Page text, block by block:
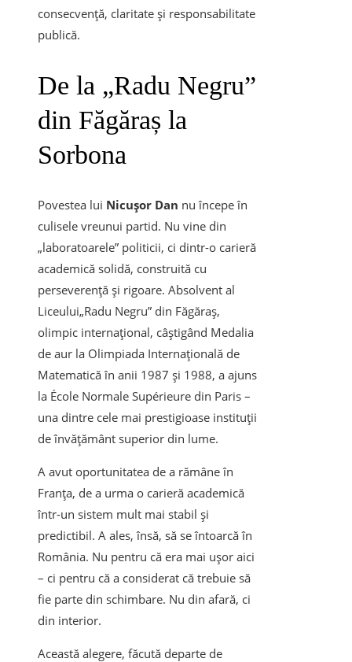
consecvență, claritate și responsabilitate
publică.
De la „Radu Negru”
din Făgăraș la
Sorbona
Povestea lui Nicușor Dan nu începe în
culisele vreunui partid. Nu vine din
„laboratoarele” politicii, ci dintr-o carieră
academică solidă, construită cu
perseverență și rigoare. Absolvent al
Liceului„Radu Negru” din Făgăraș,
olimpic internațional, câștigând Medalia
de aur la Olimpiada Internațională de
Matematică în anii 1987 și 1988, a ajuns
la École Normale Supérieure din Paris –
una dintre cele mai prestigioase instituții
de învățământ superior din lume.
A avut oportunitatea de a rămâne în
Franța, de a urma o carieră academică
într-un sistem mult mai stabil și
predictibil. A ales, însă, să se întoarcă în
România. Nu pentru că era mai ușor aici
– ci pentru că a considerat că trebuie să
fie parte din schimbare. Nu din afară, ci
din interior.
Această alegere, făcută departe de